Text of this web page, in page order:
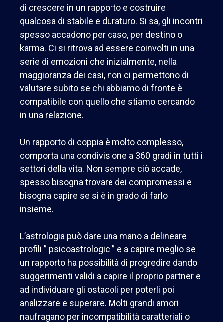
di crescere in un rapporto e costruire
qualcosa di stabile e duraturo. Si sa, gli incontri
spesso accadono per caso, per destino o
karma. Ci si ritrova ad essere coinvolti in una
serie di emozioni che inizialmente, nella
maggioranza dei casi, non ci permettono di
valutare subito se chi abbiamo di fronte è
compatibile con quello che stiamo cercando
in una relazione.
Un rapporto di coppia è molto complesso,
comporta una condivisione a 360 gradi in tutti i
settori della vita. Non sempre ciò accade,
spesso bisogna trovare dei compromessi e
bisogna capire se si è in grado di farlo
insieme.
L’astrologia può dare una mano a delineare
profili ” psicoastrologici” e a capire meglio se
un rapporto ha possibilità di progredire dando
suggerimenti validi a capire il proprio partner e
ad individuare gli ostacoli per poterli poi
analizzare e superare. Molti grandi amori
naufragano per incompatibilità caratteriali o